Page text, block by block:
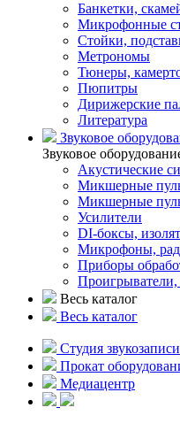
Банкетки,
Микрофонные
Стойки,
Метрономы
Тюнеры,
Пюпитры
Дирижерские
Литература
Звуковое
Звуковое
Акустические
Микшерные
Микшерные
Усилители
DI-боксы,
Микрофоны,
Приборы
Проигрыватели,
Весь каталог
Весь каталог
Студия звукозаписи
Прокат
Медиацентр